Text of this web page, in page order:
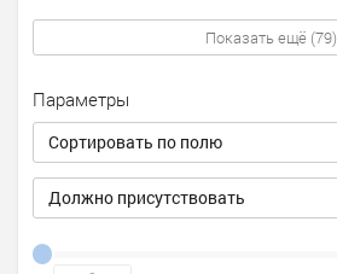
Показать ещё (79)
Параметры
Сортировать по полю
Должно присутствовать